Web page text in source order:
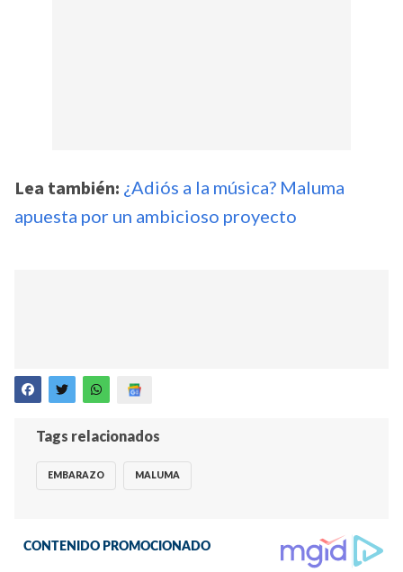
Lea también: ¿Adiós a la música? Maluma
apuesta por un ambicioso proyecto
Tags relacionados
EMBARAZO MALUMA